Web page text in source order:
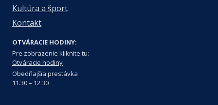
Kultúra a šport
Kontakt
OTVÁRACIE HODINY:
Pre zobrazenie kliknite tu:
Otváracie hodiny
Obedňajšia prestávka
11.30 – 12.30